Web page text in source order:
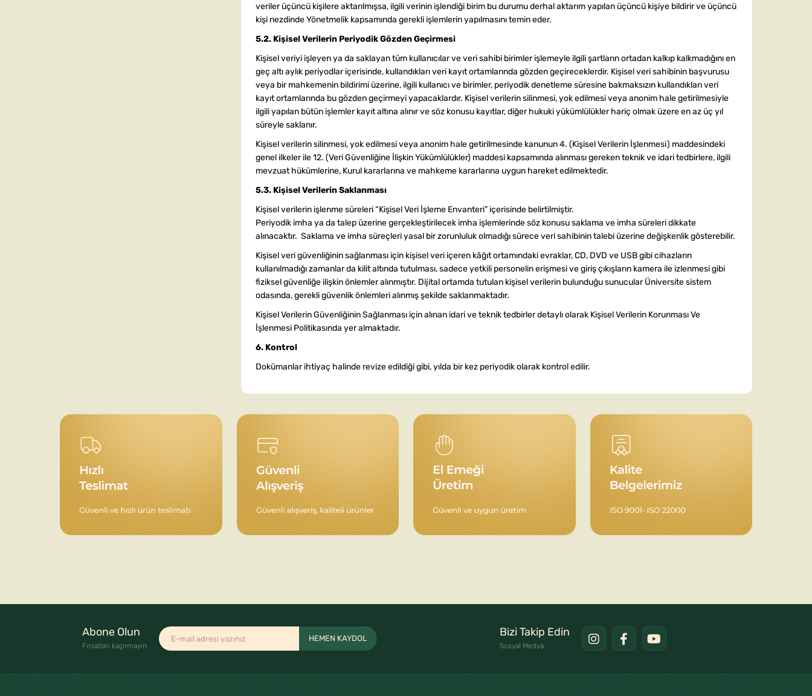
veriler üçüncü kişilere aktarılmışsa, ilgili verinin işlendiği birim bu durumu derhal aktarım yapılan üçüncü kişiye bildirir ve üçüncü
kişi nezdinde Yönetmelik kapsamında gerekli işlemlerin yapılmasını temin eder.
5.2. Kişisel Verilerin Periyodik Gözden Geçirmesi
Kişisel veriyi işleyen ya da saklayan tüm kullanıcılar ve veri sahibi birimler işlemeyle ilgili şartların ortadan kalkıp kalkmadığını en
geç altı aylık periyodlar içerisinde, kullandıkları veri kayıt ortamlarında gözden geçireceklerdir. Kişisel veri sahibinin başvurusu
veya bir mahkemenin bildirimi üzerine, ilgili kullanıcı ve birimler, periyodik denetleme süresine bakmaksızın kullandıkları veri
kayıt ortamlarında bu gözden geçirmeyi yapacaklardır. Kişisel verilerin silinmesi, yok edilmesi veya anonim hale getirilmesiyle
ilgili yapılan bütün işlemler kayıt altına alınır ve söz konusu kayıtlar, diğer hukuki yükümlülükler hariç olmak üzere en az üç yıl
süreyle saklanır.
Kişisel verilerin silinmesi, yok edilmesi veya anonim hale getirilmesinde kanunun 4. (Kişisel Verilerin İşlenmesi) maddesindeki
genel ilkeler ile 12. (Veri Güvenliğine İlişkin Yükümlülükler) maddesi kapsamında alınması gereken teknik ve idari tedbirlere, ilgili
mevzuat hükümlerine, Kurul kararlarına ve mahkeme kararlarına uygun hareket edilmektedir.
5.3. Kişisel Verilerin Saklanması
Kişisel verilerin işlenme süreleri “Kişisel Veri İşleme Envanteri” içerisinde belirtilmiştir.
Periyodik imha ya da talep üzerine gerçekleştirilecek imha işlemlerinde söz konusu saklama ve imha süreleri dikkate
alınacaktır. Saklama ve imha süreçleri yasal bir zorunluluk olmadığı sürece veri sahibinin talebi üzerine değişkenlik gösterebilir.
Kişisel veri güvenliğinin sağlanması için kişisel veri içeren kâğıt ortamındaki evraklar, CD, DVD ve USB gibi cihazların
kullanılmadığı zamanlar da kilit altında tutulması, sadece yetkili personelin erişmesi ve giriş çıkışların kamera ile izlenmesi gibi
fiziksel güvenliğe ilişkin önlemler alınmıştır. Dijital ortamda tutulan kişisel verilerin bulunduğu sunucular Üniversite sistem
odasında, gerekli güvenlik önlemleri alınmış şekilde saklanmaktadır.
Kişisel Verilerin Güvenliğinin Sağlanması için alınan idari ve teknik tedbirler detaylı olarak Kişisel Verilerin Korunması Ve
İşlenmesi Politikasında yer almaktadır.
6. Kontrol
Dokümanlar ihtiyaç halinde revize edildiği gibi, yılda bir kez periyodik olarak kontrol edilir.
Abone Olun
Fırsatları kaçırmayın
HEMEN KAYDOL
Bizi Takip Edin
Sosyal Medya